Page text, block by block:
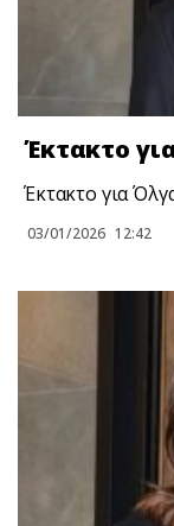
Έκτακτo
Έκτακτo για
03/01/2026 12:42